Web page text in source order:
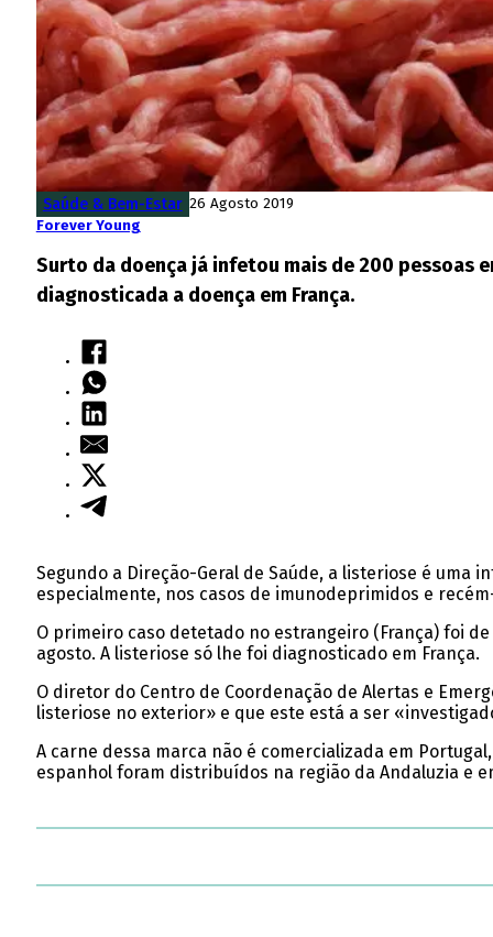
Saúde & Bem-Estar 26 Agosto 2019
Forever Young
Surto da doença já infetou mais de 200 pessoas
diagnosticada a doença em França.
Segundo a Direção-Geral de Saúde, a listeriose é
especialmente, nos casos de imunodeprimidos e
O primeiro caso detetado no estrangeiro (França) foi
agosto. A listeriose só lhe foi diagnosticado em França.
O diretor do Centro de Coordenação de Alertas e
listeriose no exterior» e que este está a ser
A carne dessa marca não é comercializada em
espanhol foram distribuídos na região da Andaluzia e